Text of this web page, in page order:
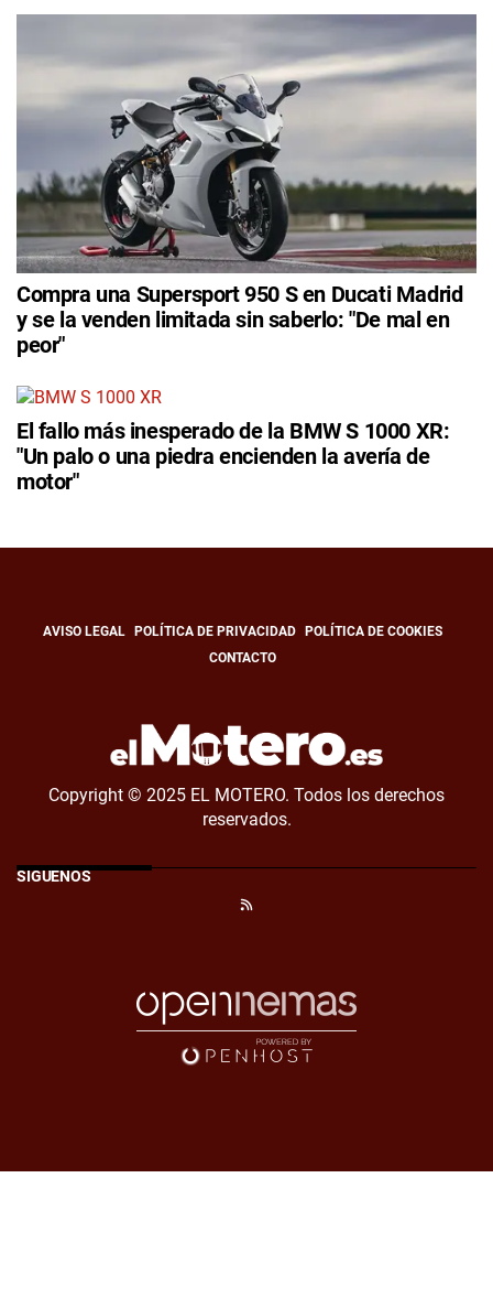
Compra una Supersport 950 S en Ducati Madrid
y se la venden limitada sin saberlo: "De mal en
peor"
El fallo más inesperado de la BMW S 1000 XR:
"Un palo o una piedra encienden la avería de
motor"
AVISO LEGAL POLÍTICA DE PRIVACIDAD
POLÍTICA DE COOKIES
CONTACTO
Copyright © 2025 EL MOTERO. Todos los derechos
reservados.
SÍGUENOS